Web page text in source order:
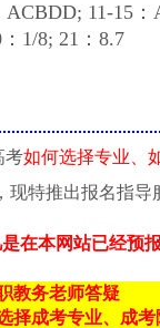
11-15：
1/8; 21：8.7
考如何选择专业、
现特推出报名指导
是在本网站已经预
教务老师答疑
成考专业、成考